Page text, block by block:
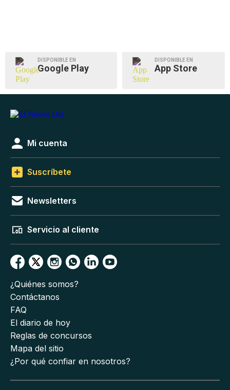
DISPONIBLE EN
Google Play
DISPONIBLE EN
App Store
Mi cuenta
Suscríbete
Newsletters
Servicio al cliente
¿Quiénes somos?
Contáctanos
FAQ
El diario de hoy
Reglas de concursos
Mapa del sitio
¿Por qué confiar en nosotros?